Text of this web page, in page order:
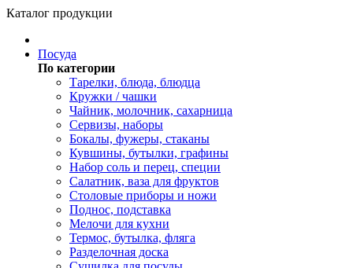
Каталог продукции
Посуда
По категории
Тарелки, блюда, блюдца
Кружки / чашки
Чайник, молочник, сахарница
Сервизы, наборы
Бокалы, фужеры, стаканы
Кувшины, бутылки, графины
Набор соль и перец, специи
Салатник, ваза для фруктов
Столовые приборы и ножи
Поднос, подставка
Мелочи для кухни
Термос, бутылка, фляга
Разделочная доска